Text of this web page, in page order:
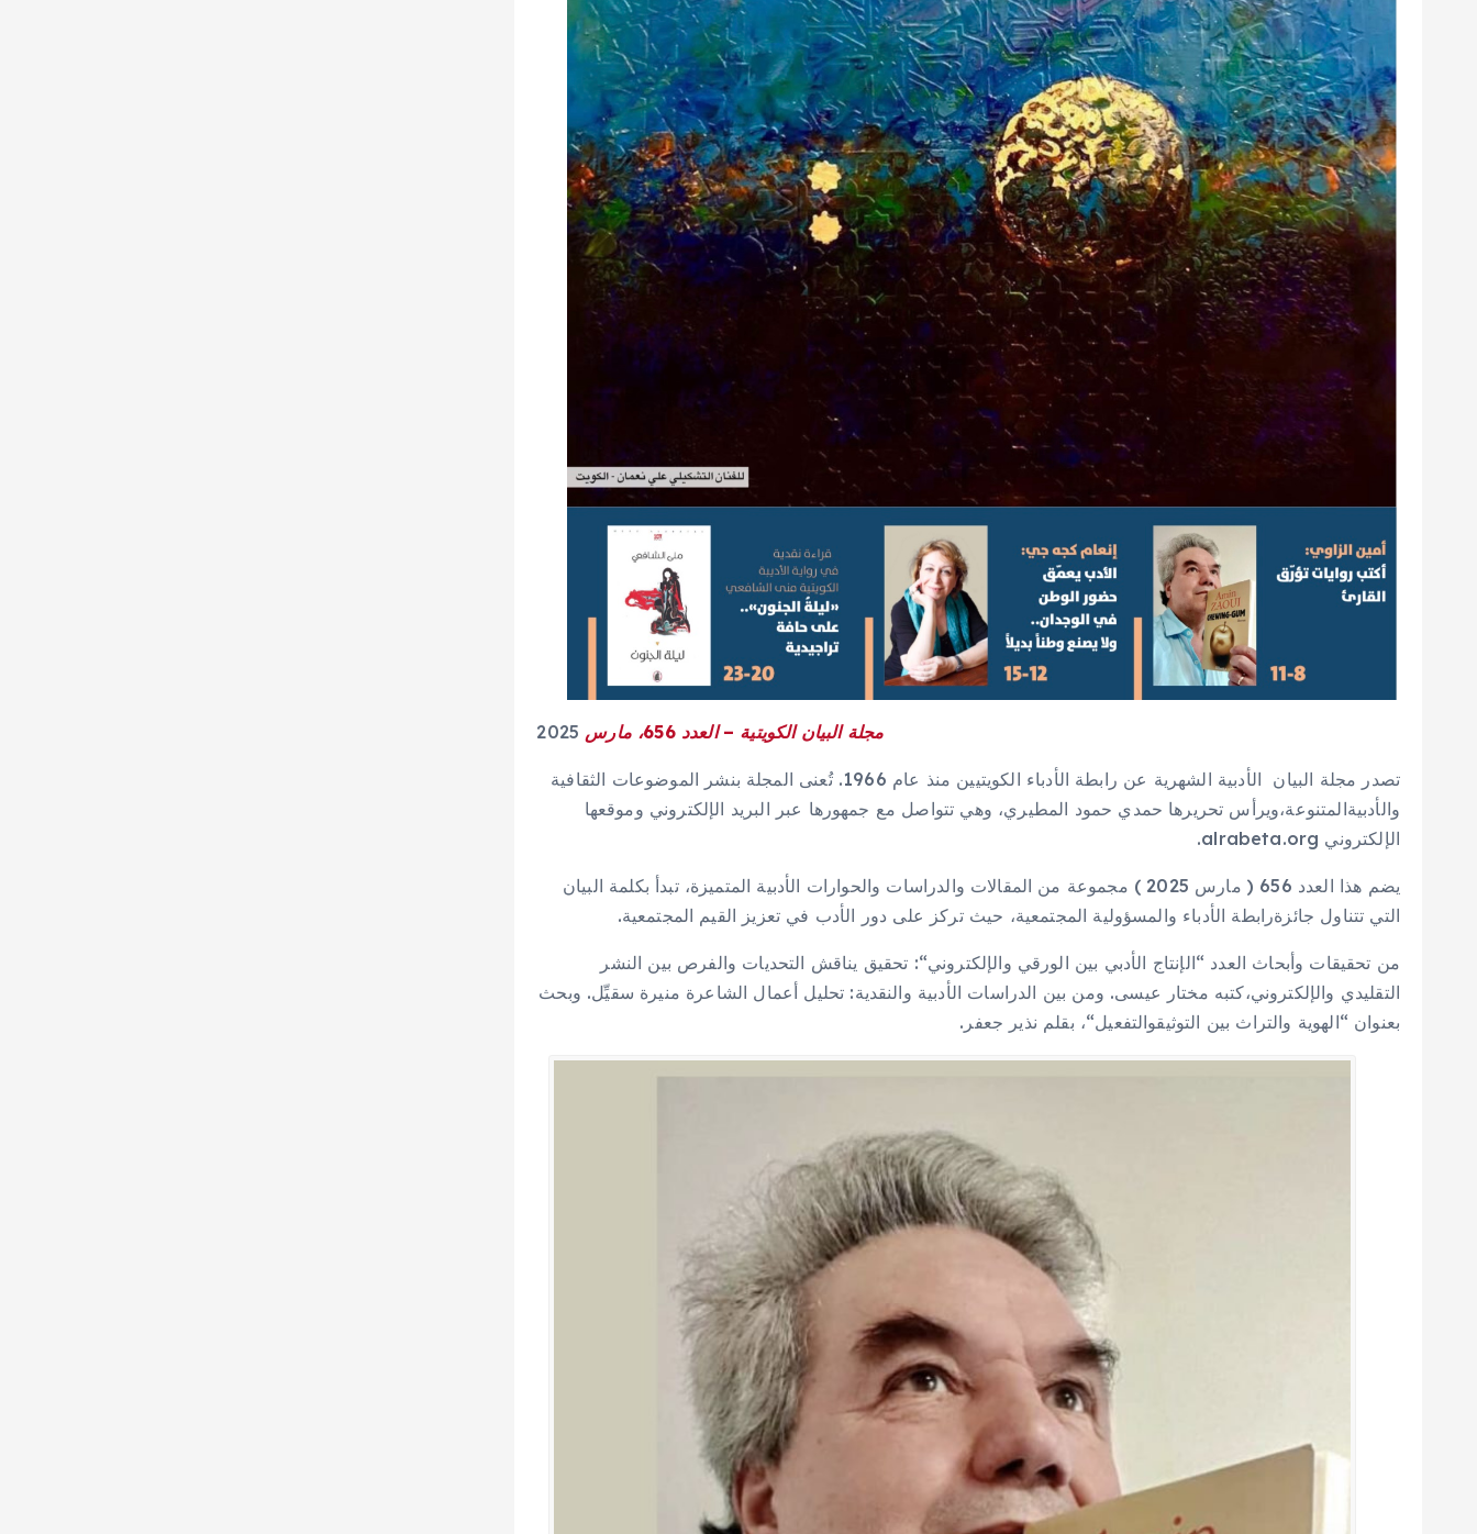
مجلة البيان الكويتية –العدد 656 ، مارس
تصدر مجلة البيان الأدبية الشهرية عن رابطة الأدباء الكويتيين منذ عام تُعنى المجلة بنشر الموضوعات الثقافية
والأدبيةالمتنوعة،ويرأس تحريرها حمدي حمود المطيري، وهي تتواصل مع جمهورها عبر البريد الإلكتروني وموقعها
الإلكتروني
يضم هذا العدد مارس مجموعة من المقالات والدراسات والحوارات الأدبية المتميزة، تبدأ بكلمة البيان
التي تتناول جائزةرابطة الأدباء والمسؤولية المجتمعية، حيث تركز على دور الأدب في تعزيز القيم المجتمعية.
من تحقيقات وأبحاث العدد “الإنتاج الأدبي بين الورقي والإلكتروني“: تحقيق يناقش التحديات والفرص بين النشر
التقليدي والإلكتروني،كتبه مختار عيسى. ومن بين الدراسات الأدبية والنقدية: تحليل أعمال الشاعرة منيرة سقيِّل. وبحث
بعنوان “الهوية والتراث بين التوثيقوالتفعيل“، بقلم نذير جعفر .